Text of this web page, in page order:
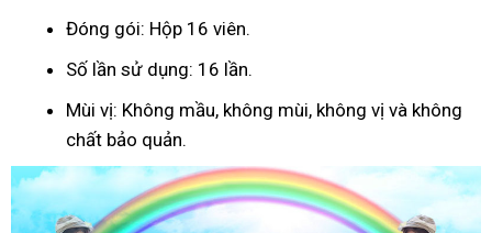
Đóng gói: Hộp 16 viên.
Số lần sử dụng: 16 lần.
Mùi vị: Không mầu, không mùi, không vị và không
chất bảo quản.